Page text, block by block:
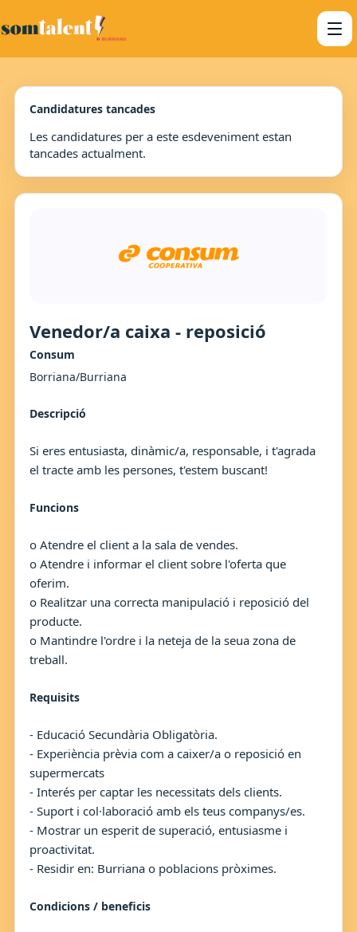
Candidatures tancades
Les candidatures per a este esdeveniment estan
tancades actualment.
Venedor/a caixa - reposició
Consum
Borriana/Burriana
Descripció
Si eres entusiasta, dinàmic/a, responsable, i t'agrada
el tracte amb les persones, t'estem buscant!
Funcions
o Atendre el client a la sala de vendes.
o Atendre i informar el client sobre l'oferta que
oferim.
o Realitzar una correcta manipulació i reposició del
producte.
o Mantindre l'ordre i la neteja de la seua zona de
treball.
Requisits
- Educació Secundària Obligatòria.
- Experiència prèvia com a caixer/a o reposició en
supermercats
- Interés per captar les necessitats dels clients.
- Suport i col·laboració amb els teus companys/es.
- Mostrar un esperit de superació, entusiasme i
proactivitat.
- Residir en: Burriana o poblacions pròximes.
Condicions / beneficis